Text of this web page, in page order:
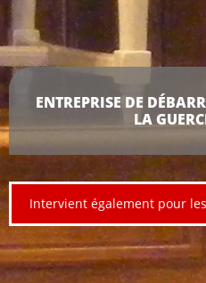
ENTREPRISE DE
LA
Intervient également pour